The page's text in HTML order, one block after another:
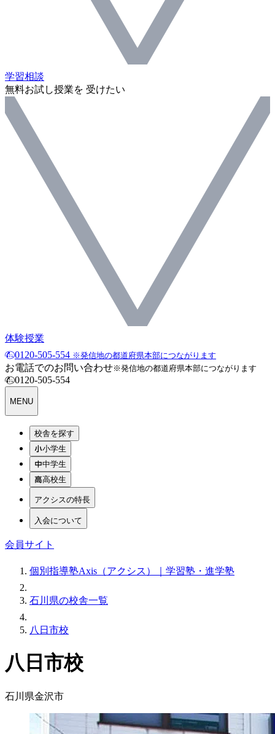
学習相談
無料お試し授業を 受けたい
体験授業
0120-505-554 ※発信地の都道府県本部につながります
お電話でのお問い合わせ※発信地の都道府県本部につながります
0120-505-554
MENU
校舎を探す
小学生
中学生
高校生
アクシスの特長
入会について
会員サイト
個別指導塾Axis（アクシス）｜学習塾・進学塾
石川県の校舎一覧
八日市校
八日市校
石川県金沢市